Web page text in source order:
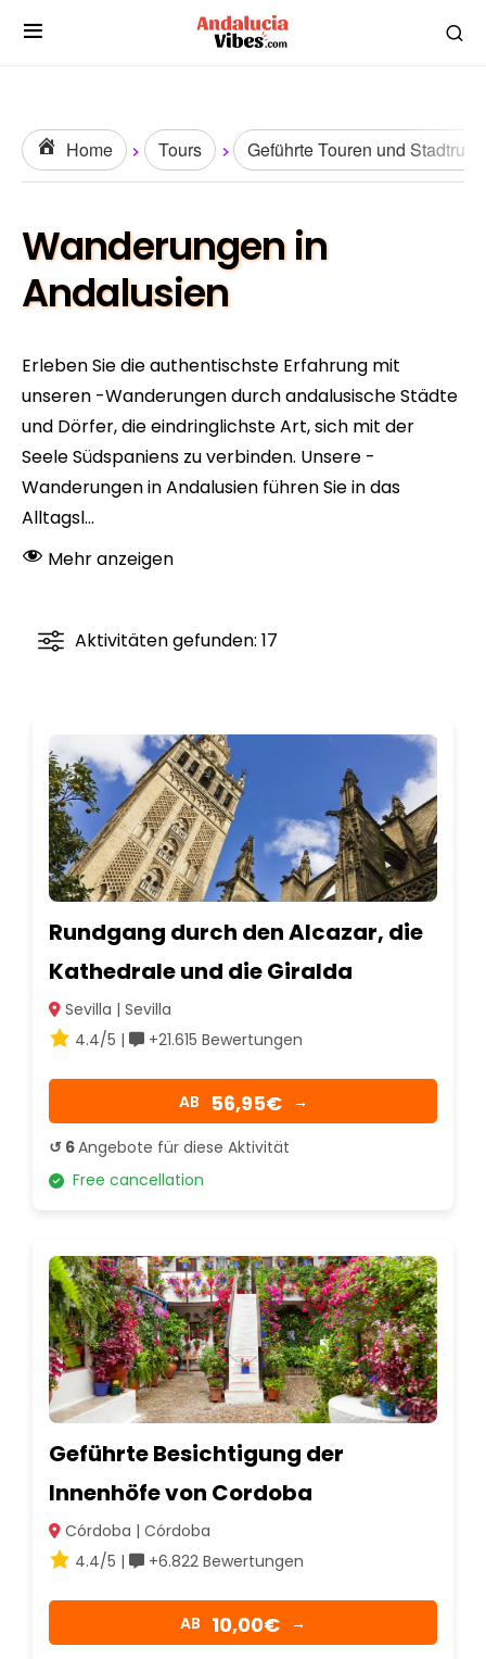
Home Tours Geführte Touren und
Wanderungen in
Andalusien
Erleben Sie die authentischste Erfahrung mit
unseren -Wanderungen durch andalusische Städte
und Dörfer, die eindringlichste Art, sich mit der
Seele Südspaniens zu verbinden. Unsere -
Wanderungen in Andalusien führen Sie in das
Alltagsl...
Mehr anzeigen
Aktivitäten gefunden: 17
Rundgang durch den Alcazar, die
Kathedrale und die Giralda
Sevilla | Sevilla
4.4/5 |
+21.615 Bewertungen
AB 56,95€ →
↺ 6Angebote für diese Aktivität
Free cancellation
Geführte Besichtigung der
Innenhöfe von Cordoba
Córdoba | Córdoba
4.4/5 |
+6.822 Bewertungen
AB 10,00€ →